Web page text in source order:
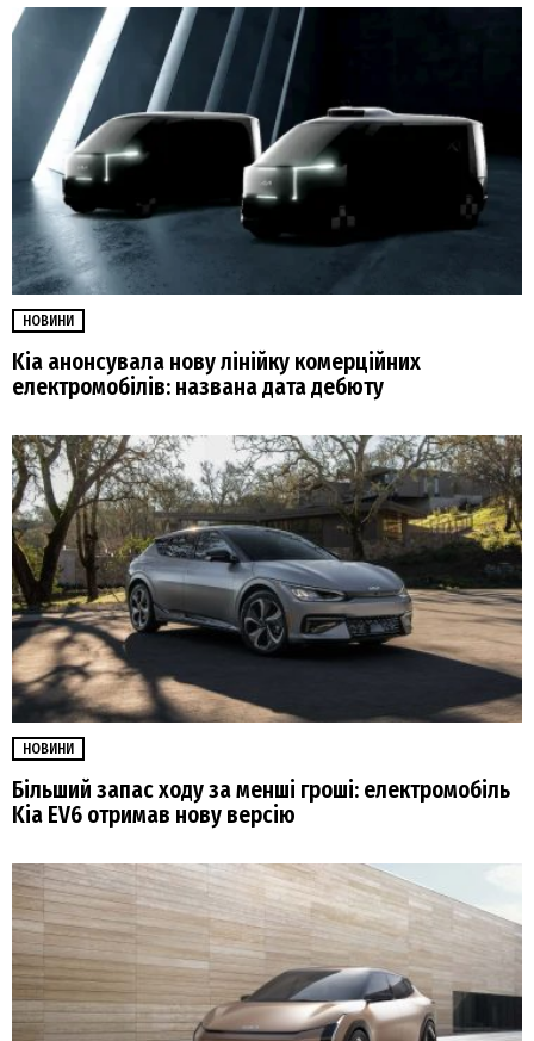
НОВИНИ
Kia анонсувала нову лінійку комерційних
електромобілів: названа дата дебюту
НОВИНИ
Більший запас ходу за менші гроші: електромобіль
Kia EV6 отримав нову версію